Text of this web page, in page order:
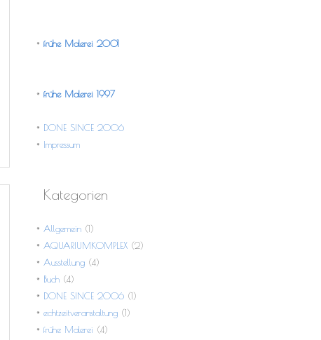
frühe Malerei 2001
frühe Malerei 1997
DONE SINCE 2006
Impressum
Kategorien
Allgemein (1)
AQUARIUMKOMPLEX (2)
Ausstellung (4)
Buch (4)
DONE SINCE 2006 (1)
echtzeitveranstaltung (1)
frühe Malerei (4)